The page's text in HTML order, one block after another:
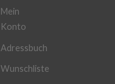
Mein
Konto
Adressbuch
Wunschliste